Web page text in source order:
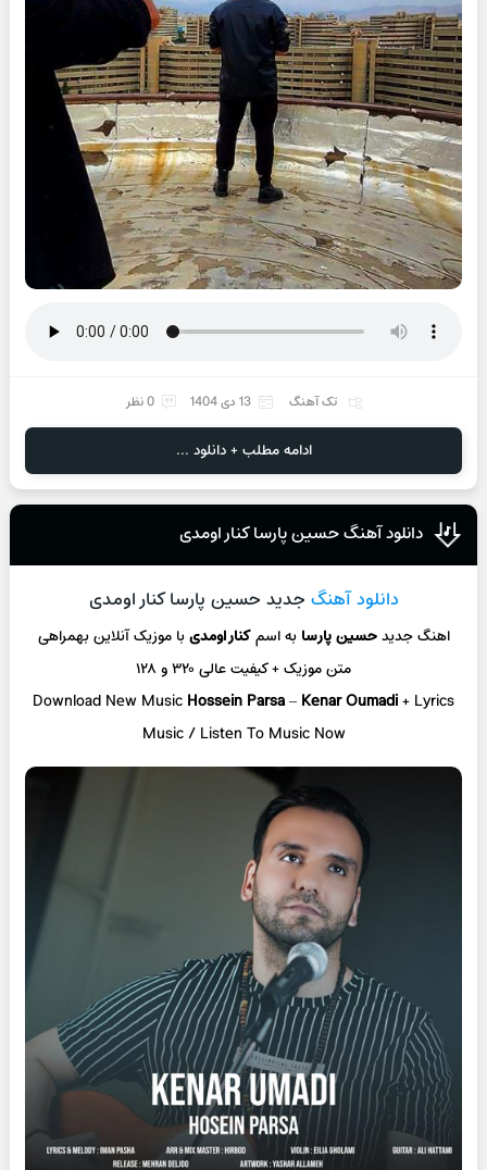
تک آهنگ 13 دی 1404 0 نظر
ادامه مطلب + دانلود ...
دانلود آهنگ حسین پارسا کنار اومدی
دانلود آهنگ جدید حسین پارسا کنار اومدی
اهنگ جدیدحسین پارسابه اسمکنار اومدیبا موزیک آنلاینبهمراهی
متن موزیک + کیفیت عالی ۳۲۰ و ۱۲۸
Download New Music Hossein Parsa– Kenar Oumadi+ Lyrics
Music / Listen To Music Now